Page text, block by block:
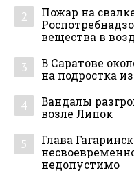
2
Пожар на
вещества в
3
В Саратове
на подростка
4
Вандалы
возле Липок
5
Глава
недопустимо